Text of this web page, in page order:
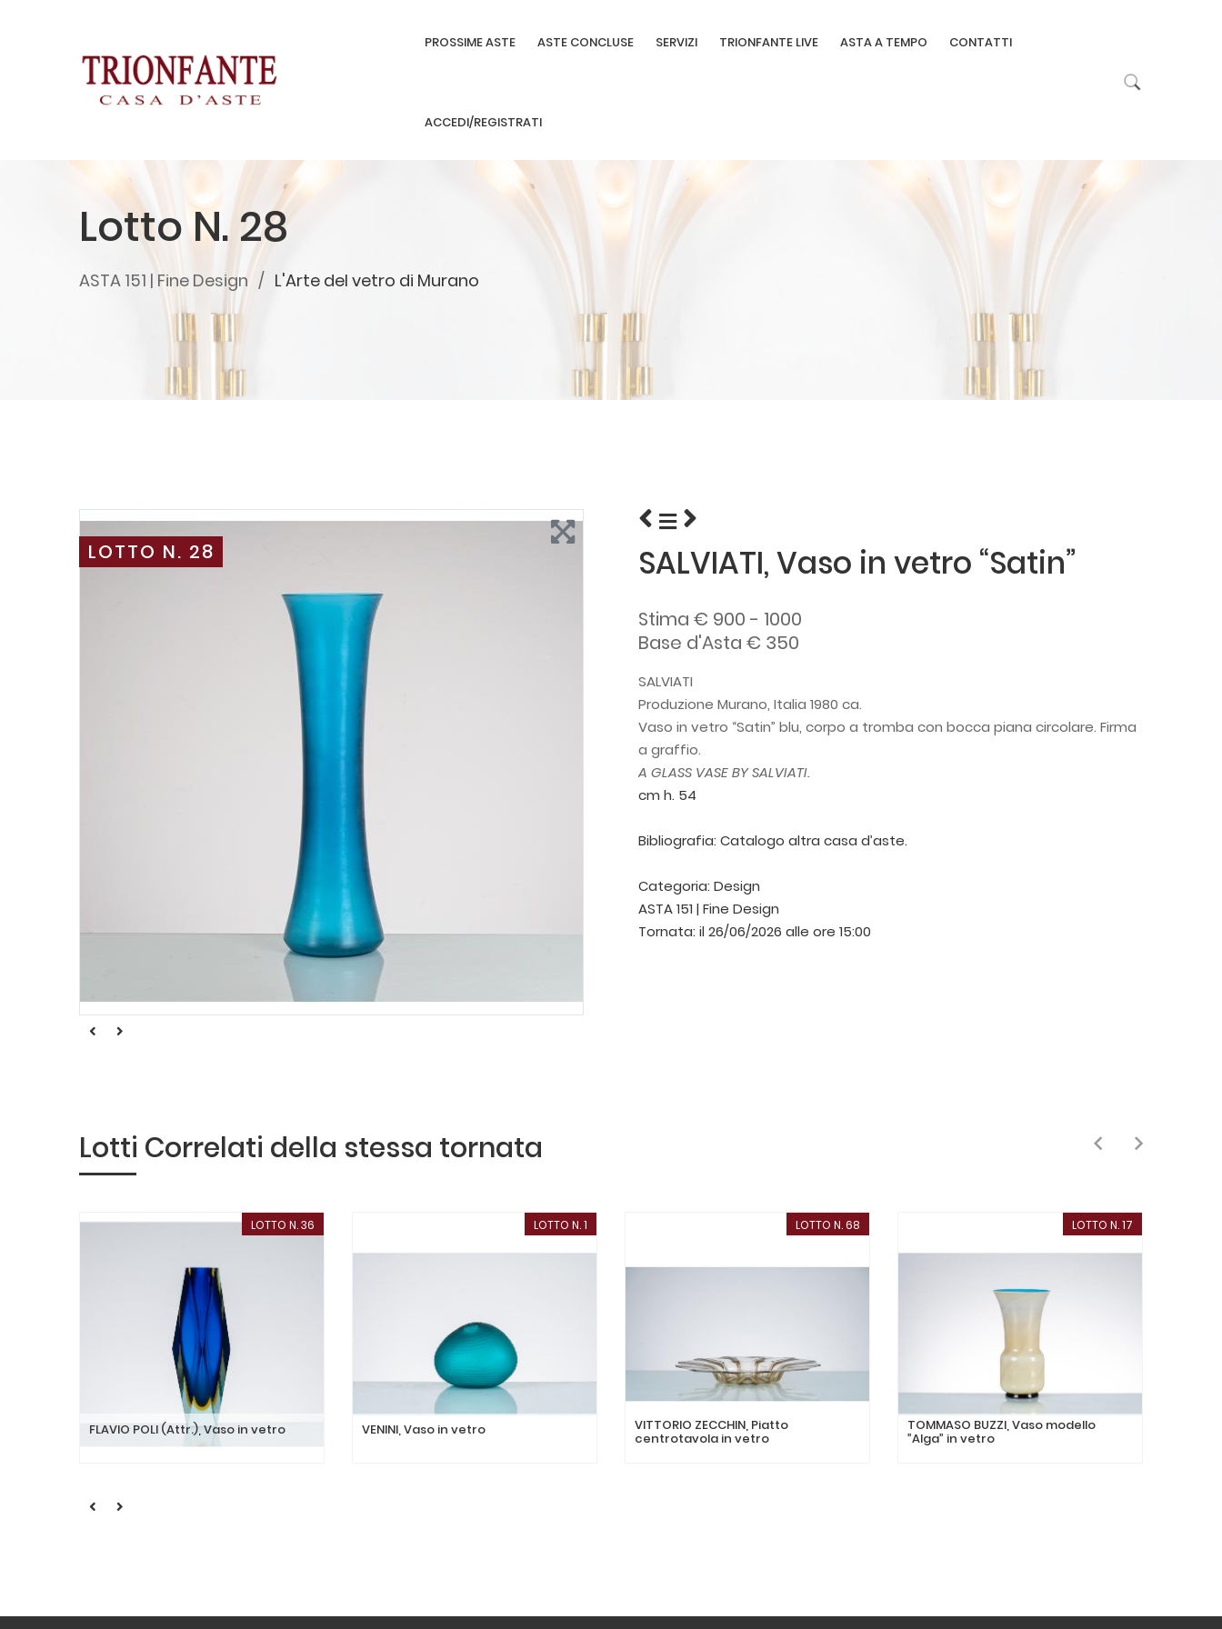
PROSSIME ASTE ASTE CONCLUSE SERVIZI TRIONFANTE LIVE ASTA A TEMPO CONTATTI
ACCEDI/REGISTRATI
Lotto N. 28
ASTA 151 | Fine Design L'Arte del vetro di Murano
LOTTO N. 28 SALVIATI, Vaso in vetro “Satin”
Stima € 900 - 1000
Base d'Asta € 350
SALVIATI
Produzione Murano, Italia 1980 ca.
Vaso in vetro “Satin” blu, corpo a tromba con bocca piana circolare. Firma
a graffio.
A GLASS VASE BY SALVIATI.
cm h. 54
Bibliografia: Catalogo altra casa d’aste.
Categoria: Design
ASTA 151 | Fine Design
Tornata: il 26/06/2026 alle ore 15:00
Lotti Correlati della stessa tornata
LOTTO N. 36
FLAVIO POLI (Attr.), Vaso in vetro
LOTTO N. 1
VENINI, Vaso in vetro
LOTTO N. 68
VITTORIO ZECCHIN, Piatto
centrotavola in vetro
LOTTO N. 17
TOMMASO BUZZI, Vaso modello
”Alga” in vetro